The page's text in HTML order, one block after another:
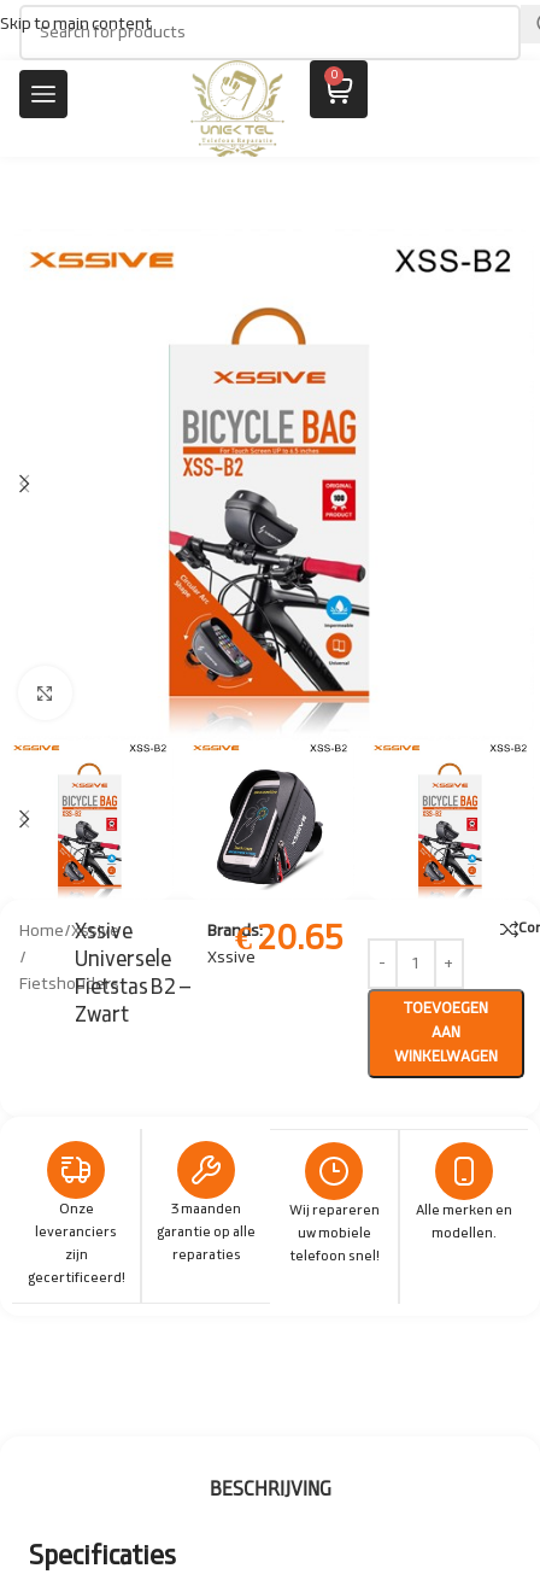
Skip to main content
0
Click to enlarge
Home/Xssive
/
Fietshouders
Xssive
Universele
Fietstas B2 –
Zwart
Brands:
Xssive
€20.65
TOEVOEGEN
AAN
WINKELWAGEN
Onze
leveranciers
zijn
gecertificeerd!
3 maanden
garantie op alle
reparaties
Wij repareren
uw mobiele
telefoon snel!
Alle merken en
modellen.
BESCHRIJVING
Specificaties